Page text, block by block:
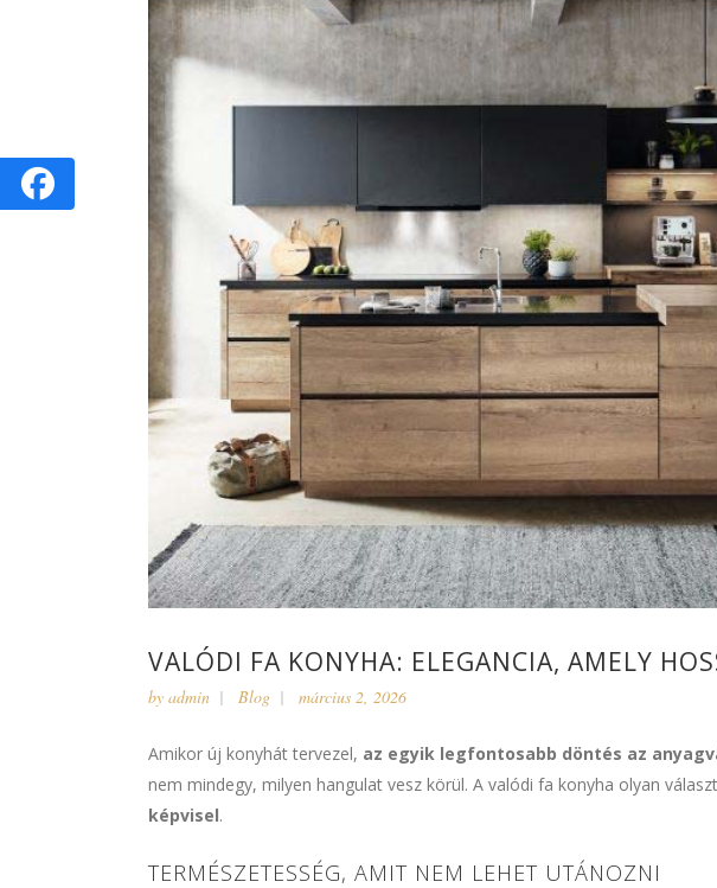
VALÓDI FA KONYHA: ELEGANCIA, AMELY
by admin Blog március 2, 2026
Amikor új konyhát tervezel, az egyik legfontosabb döntés az
nem mindegy, milyen hangulat vesz körül. A valódi fa konyha olyan
képvisel.
TERMÉSZETESSÉG, AMIT NEM LEHET UTÁNOZNI